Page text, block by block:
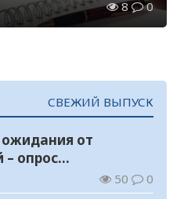
8 0
СВЕЖИЙ ВЫПУСК
от
– опрос
50 0